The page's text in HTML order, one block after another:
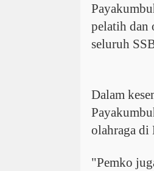
pelatih dan
seluruh
Dalam
olahraga di
"Pemko